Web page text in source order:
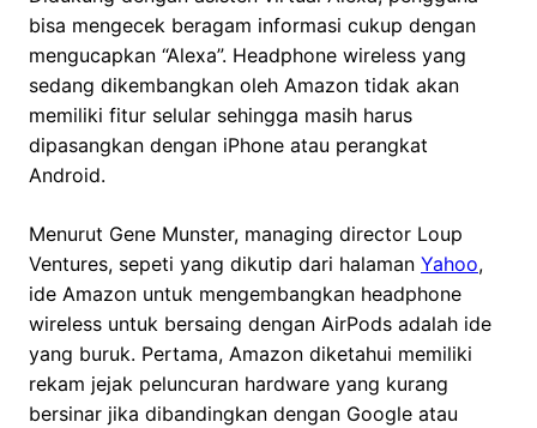
bisa mengecek beragam informasi cukup dengan
mengucapkan “Alexa”. Headphone wireless yang
sedang dikembangkan oleh Amazon tidak akan
memiliki fitur selular sehingga masih harus
dipasangkan dengan iPhone atau perangkat
Android.
Menurut Gene Munster, managing director Loup
Ventures, sepeti yang dikutip dari halaman Yahoo,
ide Amazon untuk mengembangkan headphone
wireless untuk bersaing dengan AirPods adalah ide
yang buruk. Pertama, Amazon diketahui memiliki
rekam jejak peluncuran hardware yang kurang
bersinar jika dibandingkan dengan Google atau